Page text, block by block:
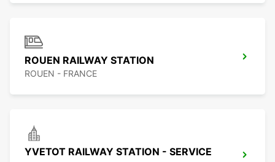
ROUEN RAILWAY STATION
ROUEN - FRANCE
YVETOT RAILWAY STATION - SERVICE